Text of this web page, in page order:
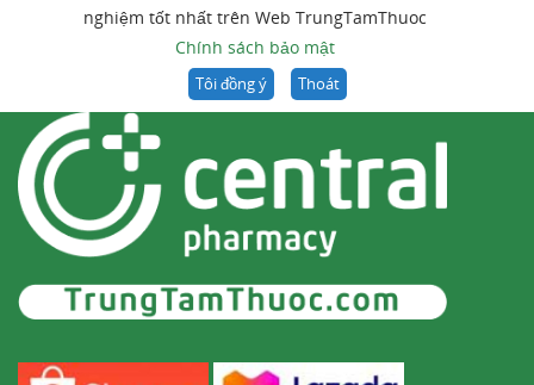
nghiệm tốt nhất trên Web TrungTamThuoc
Chính sách bảo mật
Tôi đồng ý Thoát